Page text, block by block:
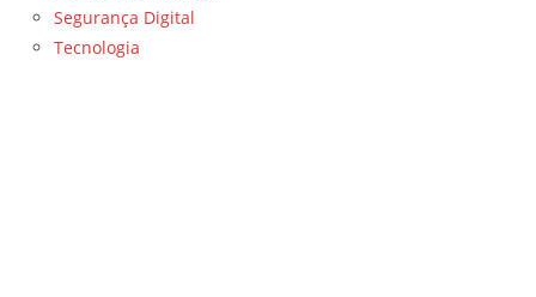
Segurança Digital
Tecnologia